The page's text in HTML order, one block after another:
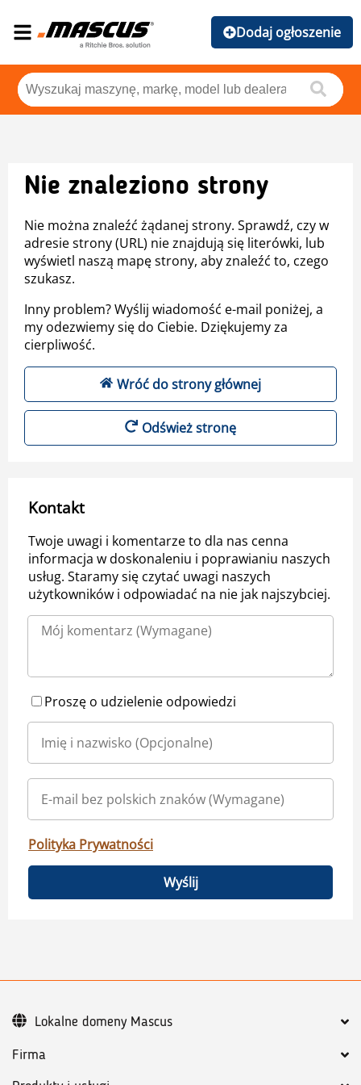
Dodaj ogłoszenie
Nie znaleziono strony
Nie można znaleźć żądanej strony. Sprawdź, czy w
adresie strony (URL) nie znajdują się literówki, lub
wyświetl naszą mapę strony, aby znaleźć to, czego
szukasz.
Inny problem? Wyślij wiadomość e-mail poniżej, a
my odezwiemy się do Ciebie. Dziękujemy za
cierpliwość.
Wróć do strony głównej
Odśwież stronę
Kontakt
Twoje uwagi i komentarze to dla nas cenna
informacja w doskonaleniu i poprawianiu naszych
usług. Staramy się czytać uwagi naszych
użytkowników i odpowiadać na nie jak najszybciej.
Proszę o udzielenie odpowiedzi
Polityka Prywatności
Wyślij
Firma
Lokalne domeny Mascus